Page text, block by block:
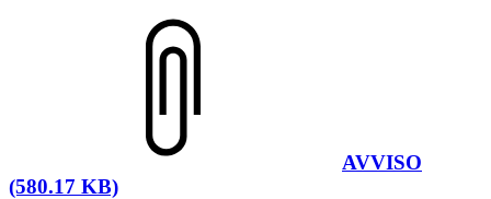
AVVISO
(580.17 KB)